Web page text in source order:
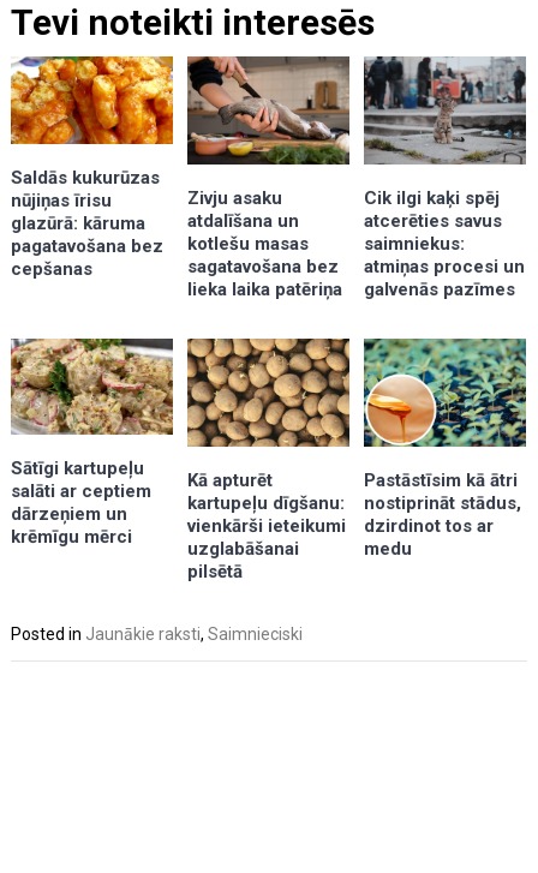
Tevi noteikti interesēs
Saldās kukurūzas
nūjiņas īrisu
glazūrā: kāruma
pagatavošana bez
cepšanas
Zivju asaku
atdalīšana un
kotlešu masas
sagatavošana bez
lieka laika patēriņa
Cik ilgi kaķi spēj
atcerēties savus
saimniekus:
atmiņas procesi un
galvenās pazīmes
Sātīgi kartupeļu
salāti ar ceptiem
dārzeņiem un
krēmīgu mērci
Kā apturēt
kartupeļu dīgšanu:
vienkārši ieteikumi
uzglabāšanai
pilsētā
Pastāstīsim kā ātri
nostiprināt stādus,
dzirdinot tos ar
medu
Posted in Jaunākie raksti,Saimnieciski